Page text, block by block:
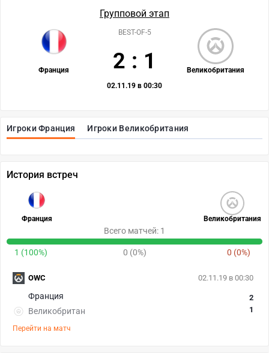
Игроки Франция Игроки Великобритания
Групповой этап
Франция Великобритания
BEST-OF-5
2 : 1
02.11.19 в 00:30
История встреч
Франция Великобритания
Всего матчей: 1
1 (100%) 0 (0%) 0 (0%)
02.11.19 в 00:30
Франция
Великобритан
2
1
Перейти на матч
OWC